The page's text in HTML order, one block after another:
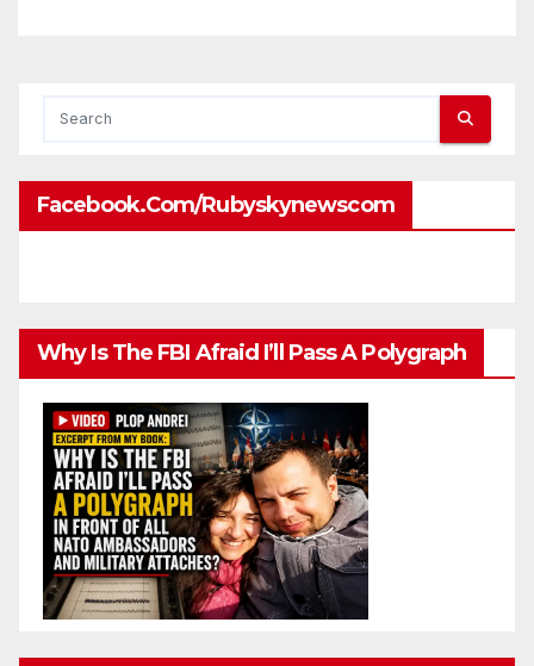
Facebook.com/rubyskynewscom
Why Is The FBI Afraid I’ll Pass A Polygraph